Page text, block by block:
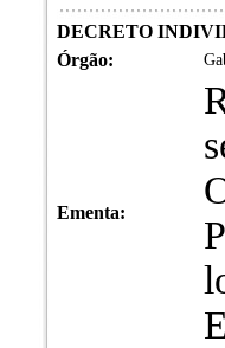
DECRETO
Órgão:
Ementa: